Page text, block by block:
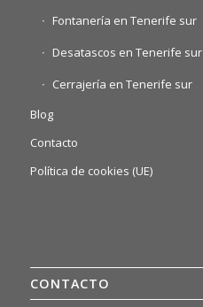
Fontanería en Tenerife sur
Desatascos en Tenerife sur
Cerrajería en Tenerife sur
Blog
Contacto
Política de cookies (UE)
CONTACTO